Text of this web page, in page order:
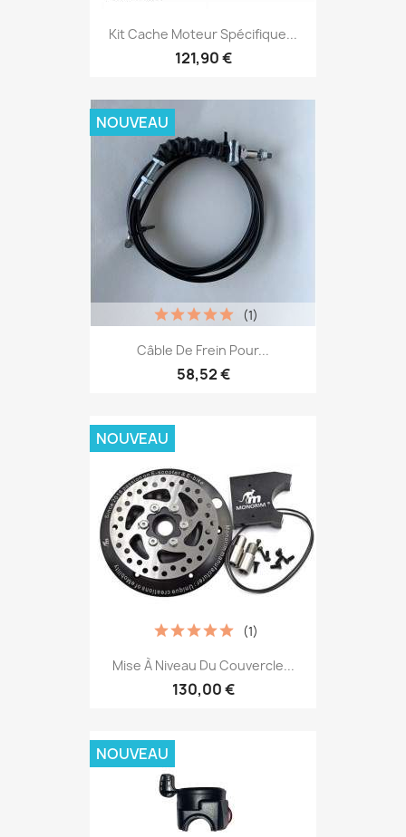
Kit Cache Moteur Spécifique...
121,90 €
Câble De Frein Pour...
58,52 €
(1)
NOUVEAU
Mise À Niveau Du Couvercle...
130,00 €
(1)
NOUVEAU
NOUVEAU